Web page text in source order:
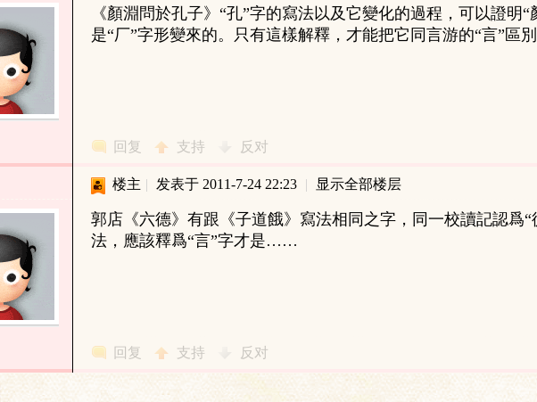
《顏淵問於孔子》“孔”字的寫法以及它變化的過程，可以證明
是“厂”字形變來的。只有這樣解釋，才能把它同言游的“言”區別
回复 支持 反对
楼主 | 发表于 2011-7-24 22:23 | 显示全部楼层
郭店《六德》有跟《子道餓》寫法相同之字，同一校讀記認爲
法，應該釋爲“言”字才是……
回复 支持 反对